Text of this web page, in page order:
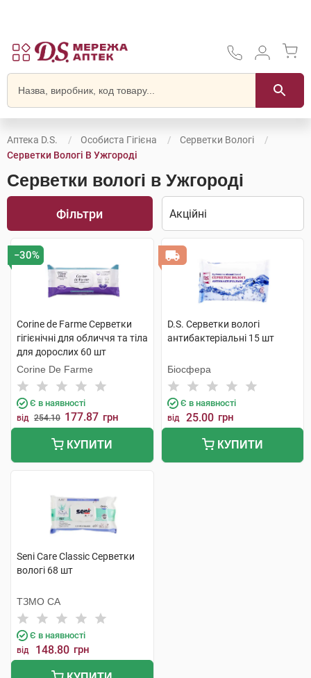
Аптека D.S. Особиста Гігієна
Серветки Вологі
Серветки Вологі В Ужгороді
Серветки вологі в Ужгороді
Фільтри
−30%
Corine de Farme Серветки
гігієнічні для обличчя та тіла
для дорослих 60 шт
Corine De Farme
Є в наявності
від 254.10 177.87 грн
КУПИТИ
D.S. Серветки вологі
антибактеріальні 15 шт
Біосфера
Є в наявності
від 25.00 грн
КУПИТИ
Seni Care Classic Серветки
вологі 68 шт
ТЗМО СА
Є в наявності
від 148.80 грн